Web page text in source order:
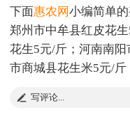
下面惠农网小编简单
郑州市中牟县红皮花
花生5元/斤；河南南
市商城县花生米5元/
元/斤；山东临沂市沂
堂县白沙花生4.8元/
写评论...